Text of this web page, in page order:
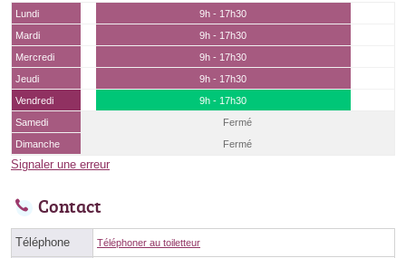
Lundi
9h - 17h30
Mardi
9h - 17h30
Mercredi
9h - 17h30
Jeudi
9h - 17h30
Vendredi
9h - 17h30
Samedi
Fermé
Dimanche
Fermé
Signaler une erreur
Contact
Téléphone Téléphoner au toiletteur